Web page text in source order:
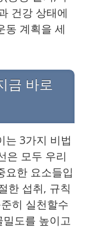
건강 상태에
동 계획을 세
금 바로
는 3가지 비법
은 모두 우리
요한 요소들입
한 섭취, 규칙
히 실천할수
도를 높이고